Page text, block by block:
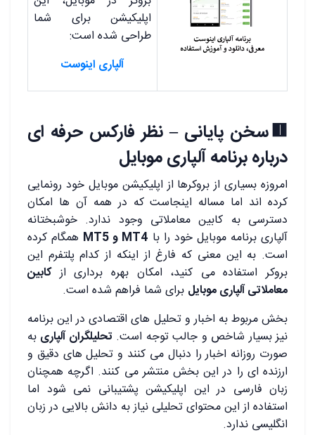
اپلیکیشن برای شما
طراحی شده است:
آلپاری اینوست
🟥سخن پایانی – نظر فارکس حرفه ای
درباره برنامه آلپاری موبایل
امروزه بسیاری از بروکرها از اپلیکیشن موبایل خود رونمایی
کرده اند اما مساله اینجاست که در همه آن ها امکان
دسترسی به کابین معاملاتی وجود ندارد. خوشبختانه
آلپاری برنامه موبایل خود را با MT4 و MT5
همگام کرده
است. به این معنی که فارغ از اینکه از کدام پلتفرم این
بروکر استفاده می کنید، امکان بهره برداری ازکابین
معاملاتی آلپاری موبایل برای شما فراهم شده است.
بخش مربوط به اخبار و تحلیل های اقتصادی در این برنامه
نیز بسیار شاخص و جالب توجه است. تحلیلگران آلپاری به
صورت روزانه اخبار را دنبال می کنند و تحلیل های دقیق و
ارزنده ای را در این بخش منتشر می کنند. اگرچه همچنان
زبان فارسی در این اپلیکیشن پشتیبانی نمی شود اما
استفاده از این محتوای تحلیلی نیاز به دانش بالایی در زبان
انگلیسی ندارد.